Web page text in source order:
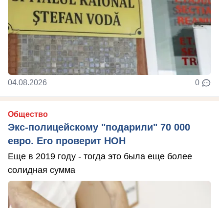
04.08.2026 0
Общество
Экс-полицейскому "подарили" 70 000
евро. Его проверит НОН
Еще в 2019 году - тогда это была еще более
солидная сумма